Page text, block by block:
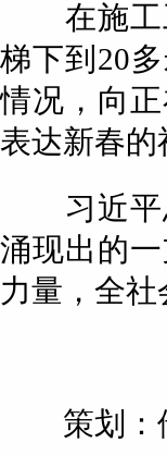
在施工工
梯下到20
情况，向
表达新春的
习近平总
涌现出的
力量，全
策划：